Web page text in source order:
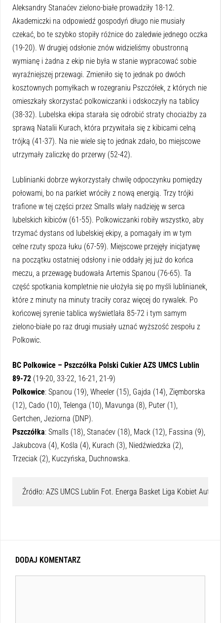
Aleksandry Stanaćev zielono-białe prowadziły 18-12.
Akademiczki na odpowiedź gospodyń długo nie musiały
czekać, bo te szybko stopiły różnice do zaledwie jednego oczka
(19-20). W drugiej odsłonie znów widzieliśmy obustronną
wymianę i żadna z ekip nie była w stanie wypracować sobie
wyraźniejszej przewagi. Zmieniło się to jednak po dwóch
kosztownych pomyłkach w rozegraniu Pszczółek, z których nie
omieszkały skorzystać polkowiczanki i odskoczyły na tablicy
(38-32). Lubelska ekipa starała się odrobić straty chociażby za
sprawą Natalii Kurach, która przywitała się z kibicami celną
trójką (41-37). Na nie wiele się to jednak zdało, bo miejscowe
utrzymały zaliczkę do przerwy (52-42).
Lublinianki dobrze wykorzystały chwilę odpoczynku pomiędzy
połowami, bo na parkiet wróciły z nową energią. Trzy trójki
trafione w tej części przez Smalls wlały nadzieję w serca
lubelskich kibiców (61-55). Polkowiczanki robiły wszystko, aby
trzymać dystans od lubelskiej ekipy, a pomagały im w tym
celne rzuty spoza łuku (67-59). Miejscowe przejęły inicjatywę
na początku ostatniej odsłony i nie oddały jej już do końca
meczu, a przewagę budowała Artemis Spanou (76-65). Ta
część spotkania kompletnie nie ułożyła się po myśli lublinianek,
które z minuty na minuty traciły coraz więcej do rywalek. Po
końcowej syrenie tablica wyświetlała 85-72 i tym samym
zielono-białe po raz drugi musiały uznać wyższość zespołu z
Polkowic.
BC Polkowice – Pszczółka Polski Cukier AZS UMCS Lublin
89-72 (19-20, 33-22, 16-21, 21-9)
Polkowice: Spanou (19), Wheeler (15), Gajda (14), Zięmborska
(12), Cado (10), Telenga (10), Mavunga (8), Puter (1),
Gertchen, Jeziorna (DNP).
Pszczółka: Smalls (18), Stanaćev (18), Mack (12), Fassina (9),
Jakubcova (4), Kośla (4), Kurach (3), Niedźwiedzka (2),
Trzeciak (2), Kuczyńska, Duchnowska.
Źródło: AZS UMCS Lublin Fot. Energa Basket Liga Kobiet Autor:
DODAJ KOMENTARZ